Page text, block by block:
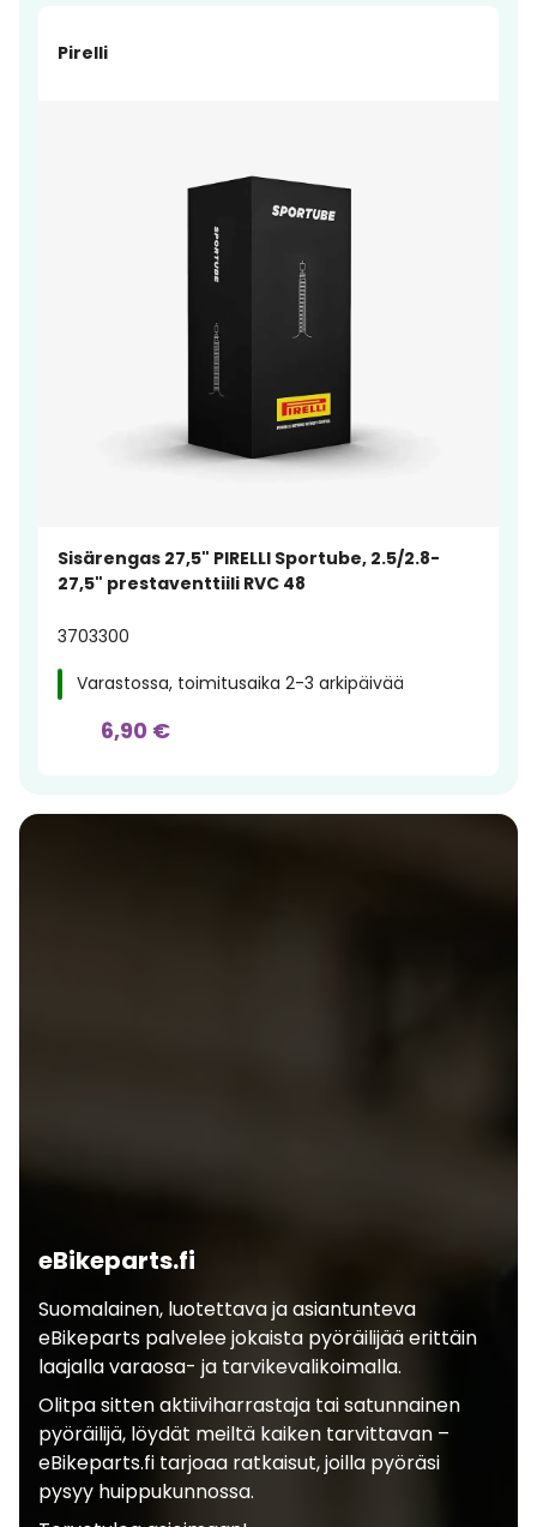
Pirelli
Sisärengas 27,5" PIRELLI Sportube, 2.5/2.8-
27,5" prestaventtiili RVC 48
3703300
Varastossa, toimitusaika 2-3 arkipäivää
6,90 €
eBikeparts.fi
Suomalainen, luotettava ja asiantunteva
eBikeparts palvelee jokaista pyöräilijää erittäin
laajalla varaosa- ja tarvikevalikoimalla.
Olitpa sitten aktiiviharrastaja tai satunnainen
pyöräilijä, löydät meiltä kaiken tarvittavan –
eBikeparts.fi tarjoaa ratkaisut, joilla pyöräsi
pysyy huippukunnossa.